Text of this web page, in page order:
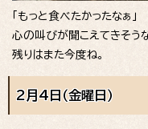
「もっと食べたかったなぁ」
心の叫びが聞こえてきそう
残りはまた今度ね。
2月4日（金曜日）